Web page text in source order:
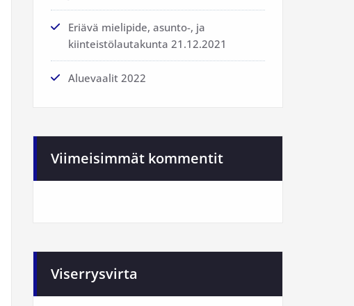
Eriävä mielipide, asunto-, ja
kiinteistölautakunta 21.12.2021
Aluevaalit 2022
Viimeisimmät kommentit
Viserrysvirta